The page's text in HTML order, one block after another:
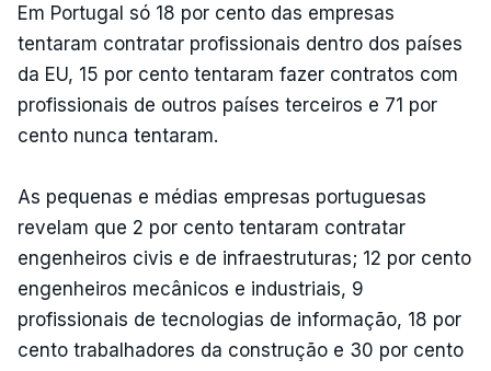
Em Portugal só 18 por cento das empresas
tentaram contratar profissionais dentro dos países
da EU, 15 por cento tentaram fazer contratos com
profissionais de outros países terceiros e 71 por
cento nunca tentaram.
As pequenas e médias empresas portuguesas
revelam que 2 por cento tentaram contratar
engenheiros civis e de infraestruturas; 12 por cento
engenheiros mecânicos e industriais, 9
profissionais de tecnologias de informação, 18 por
cento trabalhadores da construção e 30 por cento